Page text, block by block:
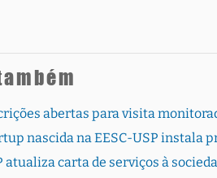
abertas para visita
nascida na EESC-USP instala
atualiza carta de serviços à